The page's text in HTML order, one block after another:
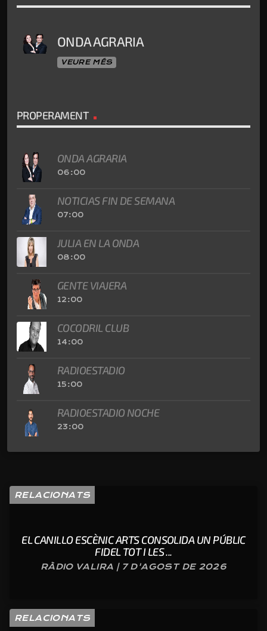
ONDA AGRARIA
VEURE MÉS
PROPERAMENT
ONDA AGRARIA
06:00
NOTICIAS FIN DE SEMANA
07:00
JULIA EN LA ONDA
08:00
GENTE VIAJERA
12:00
COCODRIL CLUB
14:00
RADIOESTADIO
15:00
RADIOESTADIO NOCHE
23:00
RELACIONATS
EL CANILLO ESCÈNIC ARTS CONSOLIDA UN PÚBLIC
FIDEL TOT I LES ...
RÀDIO VALIRA | 7 D'AGOST DE 2026
RELACIONATS